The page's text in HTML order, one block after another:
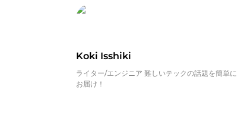
Koki Isshiki
ライター/エンジニア 難しいテックの話題を簡単に
お届け！